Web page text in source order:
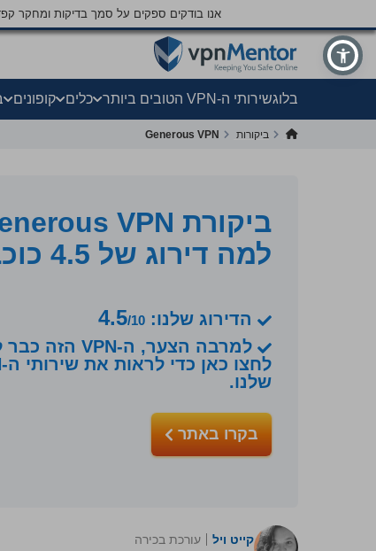
אנו בודקים ספקים על סמך בדיקות ומחקר
בלוגשירותי ה-VPN הטובים ביותר כלים קופונים
ביקורות Generous VPN
למה דירוג של 4.5 כוכבים?
הדירוג שלנו: 4.5/10
למרבה הצער, ה-VPN הזה כבר לא פעיל.
שלנו.
בקרו באתר
קייט ויל
עורכת בכירה